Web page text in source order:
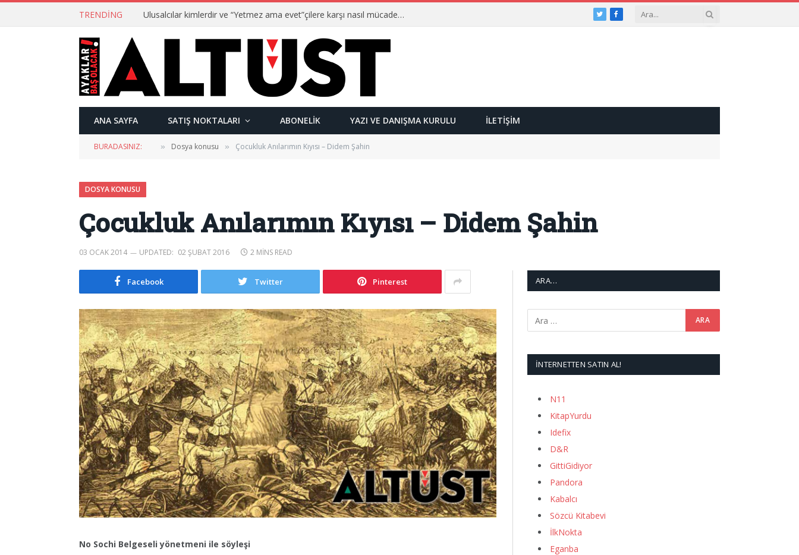
TRENDING Ulusalcılar kimlerdir ve “Yetmez ama evet”çilere karşı nasıl mücadele ederler? TwitterFacebook
ANA SAYFA SATIŞ NOKTALARI ABONELIK YAZI VE DANIŞMA KURULU İLETIŞIM
BURADASINIZ: » Dosya konusu » Çocukluk Anılarımın Kıyısı – Didem Şahin
DOSYA KONUSU
Çocukluk Anılarımın Kıyısı – Didem Şahin
03 OCAK 2014 UPDATED: 02 ŞUBAT 2016 2 MINS READ
Facebook Twitter Pinterest
No Sochi Belgeseli yönetmeni ile söyleşi
ARA…
İNTERNETTEN SATIN AL!
N11
KitapYurdu
Idefix
D&R
GittiGidiyor
Pandora
Kabalcı
Sözcü Kitabevi
İlkNokta
Eganba